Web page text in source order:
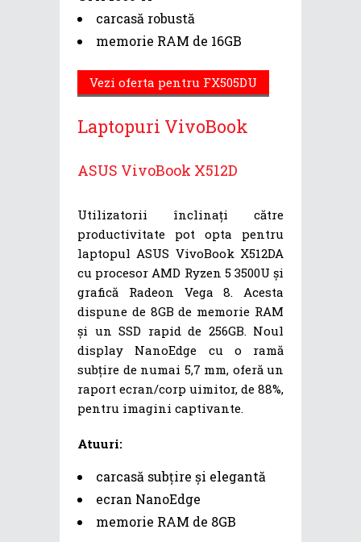
carcasă robustă
memorie RAM de 16GB
Vezi oferta pentru FX505DU
Laptopuri VivoBook
ASUS VivoBook X512D
Utilizatorii înclinați către
productivitate pot opta pentru
laptopul ASUS VivoBook X512DA
cu procesor AMD Ryzen 5 3500U și
grafică Radeon Vega 8. Acesta
dispune de 8GB de memorie RAM
și un SSD rapid de 256GB. Noul
display NanoEdge cu o ramă
subțire de numai 5,7 mm, oferă un
raport ecran/corp uimitor, de 88%,
pentru imagini captivante.
Atuuri:
carcasă subțire și elegantă
ecran NanoEdge
memorie RAM de 8GB